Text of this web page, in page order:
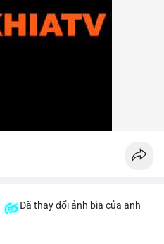
Đã thay đổi ảnh bìa của anh